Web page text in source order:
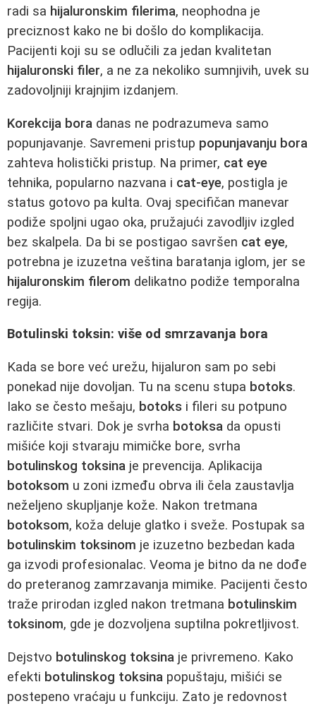
radi sa hijaluronskim filerima, neophodna je
preciznost kako ne bi došlo do komplikacija.
Pacijenti koji su se odlučili za jedan kvalitetan
hijaluronski filer, a ne za nekoliko sumnjivih, uvek su
zadovoljniji krajnjim izdanjem.
Korekcija bora danas ne podrazumeva samo
popunjavanje. Savremeni pristup popunjavanju bora
zahteva holistički pristup. Na primer, cat eye
tehnika, popularno nazvana i cat-eye, postigla je
status gotovo pa kulta. Ovaj specifičan manevar
podiže spoljni ugao oka, pružajući zavodljiv izgled
bez skalpela. Da bi se postigao savršen cat eye,
potrebna je izuzetna veština baratanja iglom, jer se
hijaluronskim filerom delikatno podiže temporalna
regija.
Botulinski toksin: više od smrzavanja bora
Kada se bore već urežu, hijaluron sam po sebi
ponekad nije dovoljan. Tu na scenu stupa botoks.
Iako se često mešaju, botoks i fileri su potpuno
različite stvari. Dok je svrha botoksa da opusti
mišiće koji stvaraju mimičke bore, svrha
botulinskog toksina je prevencija. Aplikacija
botoksom u zoni između obrva ili čela zaustavlja
neželjeno skupljanje kože. Nakon tretmana
botoksom, koža deluje glatko i sveže. Postupak sa
botulinskim toksinom je izuzetno bezbedan kada
ga izvodi profesionalac. Veoma je bitno da ne dođe
do preteranog zamrzavanja mimike. Pacijenti često
traže prirodan izgled nakon tretmana botulinskim
toksinom, gde je dozvoljena suptilna pokretljivost.
Dejstvo botulinskog toksina je privremeno. Kako
efekti botulinskog toksina popuštaju, mišići se
postepeno vraćaju u funkciju. Zato je redovnost